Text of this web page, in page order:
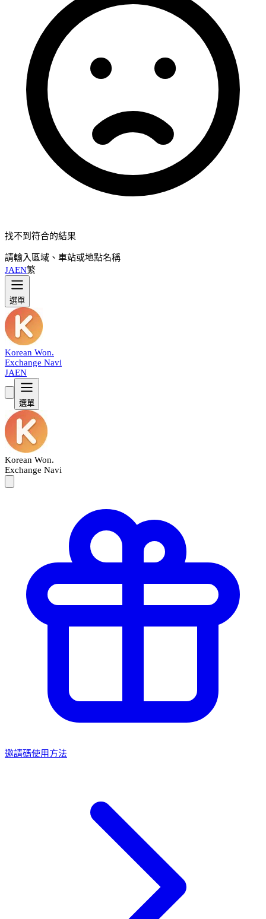
找不到符合的結果
請輸入區域、車站或地點名稱
JAEN繁
選單
Korean Won.
Exchange Navi
JAEN
選單
Korean Won.
Exchange Navi
邀請碼使用方法